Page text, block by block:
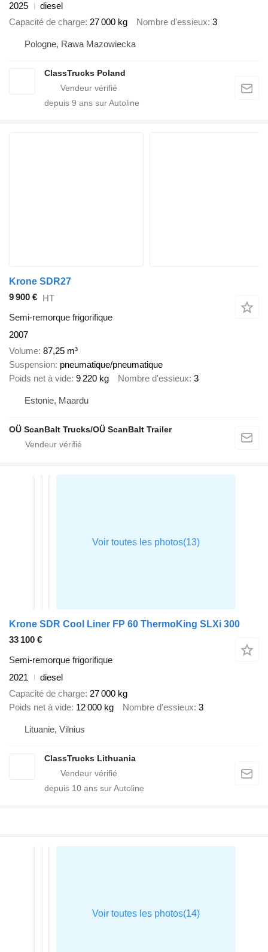
2025
diesel
Capacité de charge 27 000 kg Nombre d'essieux 3
Pologne, Rawa Mazowiecka
ClassTrucks Poland
depuis 9 ans sur Autoline
Krone SDR27
9 900 € HT
Semi-remorque frigorifique
2007
Volume 87,25 m³
Suspension pneumatique/pneumatique
Poids net à vide 9 220 kg Nombre d'essieux 3
Estonie, Maardu
OÜ ScanBalt Trucks/OÜ ScanBalt Trailer
Krone SDR Cool Liner FP 60 ThermoKing SLXi 300
33 100 €
Semi-remorque frigorifique
2021
diesel
Capacité de charge 27 000 kg
Poids net à vide 12 000 kg Nombre d'essieux 3
Lituanie, Vilnius
ClassTrucks Lithuania
depuis 10 ans sur Autoline